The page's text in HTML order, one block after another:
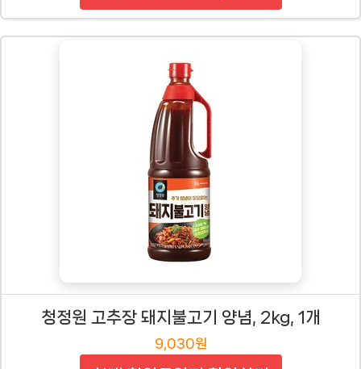
청정원 고추장 돼지불고기 양념, 2kg, 1개
9,030원